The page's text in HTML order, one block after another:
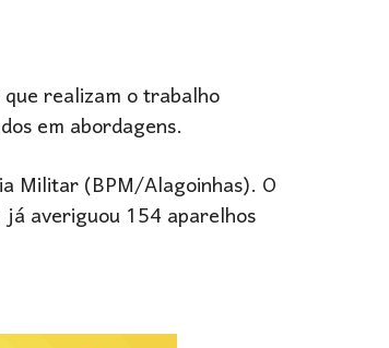
realizam o trabalho
em abordagens.
Militar (BPM/Alagoinhas). O
averiguou 154 aparelhos